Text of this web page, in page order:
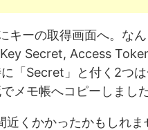
キーの取得画面へ。な
Secret, Access
「Secret」と付く2つ
メモ帳へコピーしました
近くかかったかもしれ